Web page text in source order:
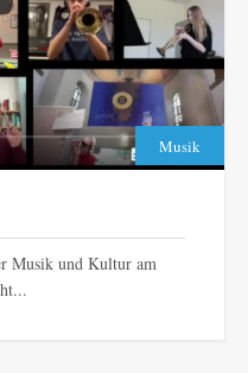
Musik
Musik und Kultur am